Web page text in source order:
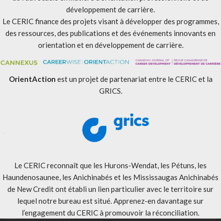
développement de carrière.
Le CERIC finance des projets visant à développer des programmes,
des ressources, des publications et des événements innovants en
orientation et en développement de carrière.
OrientAction est un projet de partenariat entre le CERIC et la
GRICS.
Le CERIC reconnaît que les Hurons-Wendat, les Pétuns, les
Haundenosaunee, les Anichinabés et les Mississaugas Anichinabés
de New Credit ont établi un lien particulier avec le territoire sur
lequel notre bureau est situé. Apprenez-en davantage sur
l’engagement du CERIC à promouvoir la réconciliation.